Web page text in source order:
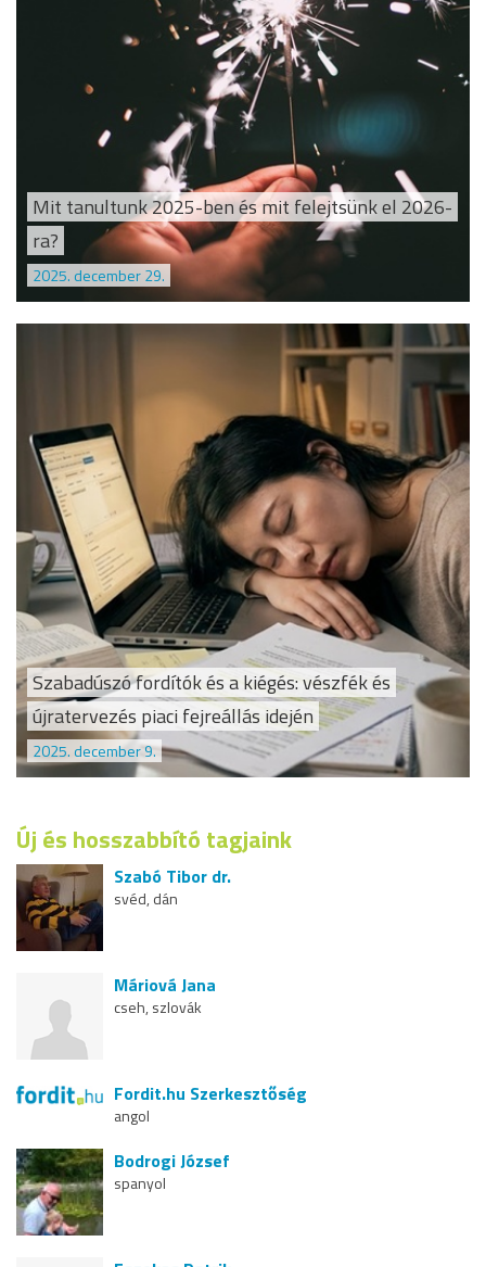
Mit tanultunk 2025-ben és mit felejtsünk el 2026-
ra?
2025. december 29.
Szabadúszó fordítók és a kiégés: vészfék és
újratervezés piaci fejreállás idején
2025. december 9.
Új és hosszabbító tagjaink
Szabó Tibor dr.
svéd, dán
Máriová Jana
cseh, szlovák
Fordit.hu Szerkesztőség
angol
Bodrogi József
spanyol